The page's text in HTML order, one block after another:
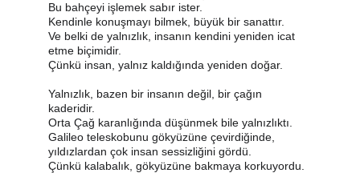
Bu bahçeyi işlemek sabır ister.
Kendinle konuşmayı bilmek, büyük bir sanattır.
Ve belki de yalnızlık, insanın kendini yeniden icat
etme biçimidir.
Çünkü insan, yalnız kaldığında yeniden doğar.
Yalnızlık, bazen bir insanın değil, bir çağın
kaderidir.
Orta Çağ karanlığında düşünmek bile yalnızlıktı.
Galileo teleskobunu gökyüzüne çevirdiğinde,
yıldızlardan çok insan sessizliğini gördü.
Çünkü kalabalık, gökyüzüne bakmaya korkuyordu.